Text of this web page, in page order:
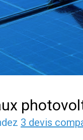
3 devis